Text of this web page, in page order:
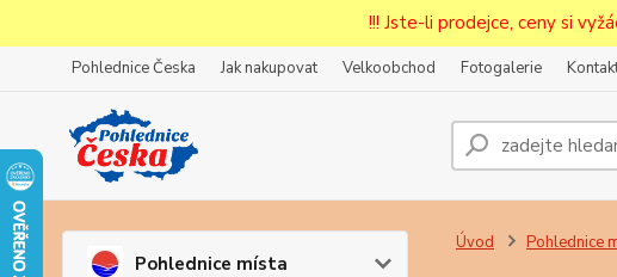
!!! Jste-li prodejce, ceny si
Pohlednice Česka Jak nakupovat Velkoobchod Fotogalerie
Pohlednice místa
Úvod Pohlednice
Prodejcům